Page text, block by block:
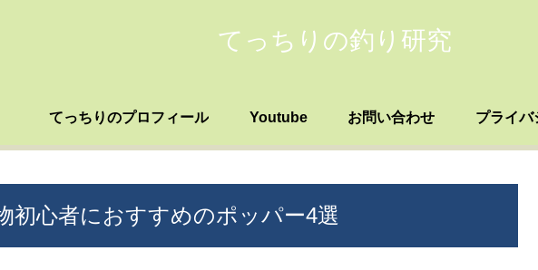
てっちりの釣り研究
てっちりのプロフィール Youtube お問い合わせ プライバ
初心者におすすめのポッパー4選